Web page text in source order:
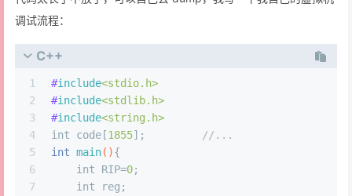
调试流程：
C++
1
2
3
4
5
6
7
#include<stdio.h>
#include<stdlib.h>
#include<string.h>
int code[1855
//...
int main(){
int RIP=0;
int reg;